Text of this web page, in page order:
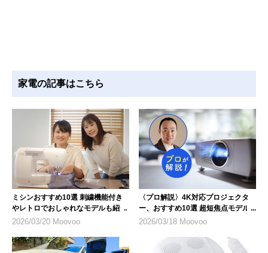
家電の記事はこちら
ミシンおすすめ10選 刺繍機能付き
やレトロでおしゃれなモデルも紹介
2026/03/20 Moovoo
〈プロ解説〉4K対応プロジェクタ
ー、おすすめ10選 超短焦点モデル
にも注目
2026/03/18 Moovoo